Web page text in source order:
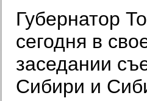
Губернатор
сегодня в
заседании
Сибири и